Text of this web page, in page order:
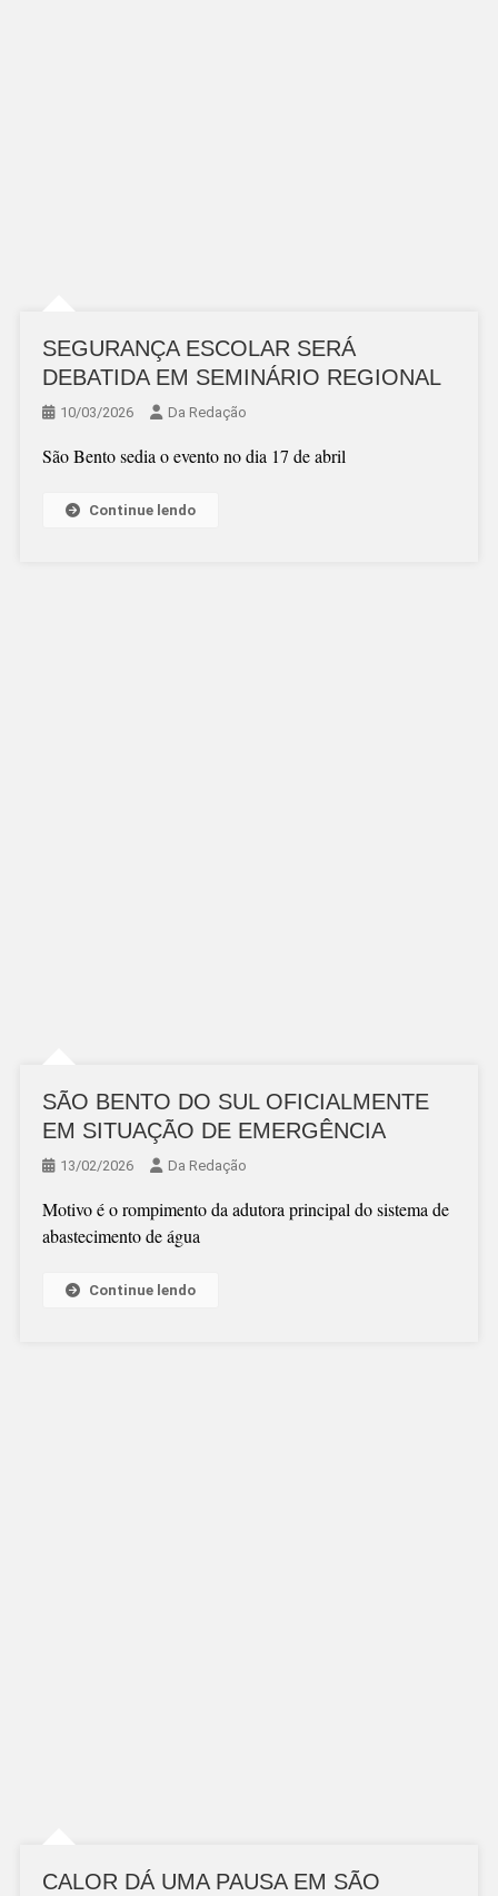
SEGURANÇA ESCOLAR SERÁ
DEBATIDA EM SEMINÁRIO REGIONAL
10/03/2026 Da Redação
São Bento sedia o evento no dia 17 de abril
Continue lendo
SÃO BENTO DO SUL OFICIALMENTE
EM SITUAÇÃO DE EMERGÊNCIA
13/02/2026 Da Redação
Motivo é o rompimento da adutora principal do sistema de
abastecimento de água
Continue lendo
CALOR DÁ UMA PAUSA EM SÃO